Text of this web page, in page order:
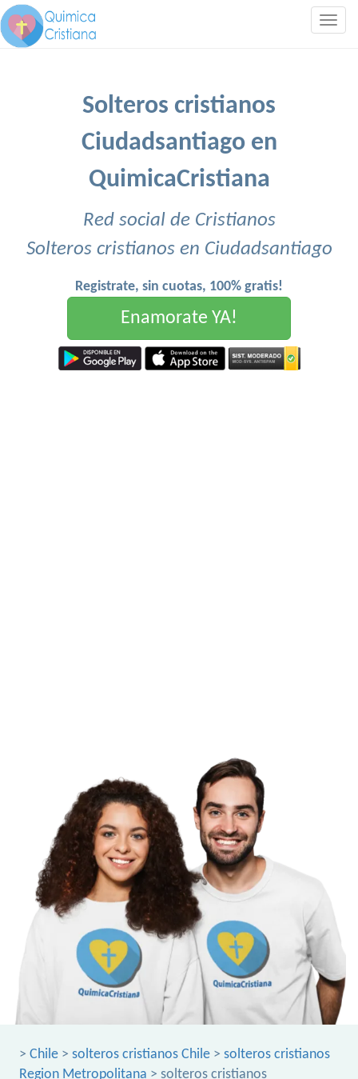
Solteros cristianos
Ciudadsantiago en
QuimicaCristiana
Red social de Cristianos
Solteros cristianos en Ciudadsantiago
Registrate, sin cuotas, 100% gratis!
Enamorate YA!
> Chile > solteros cristianos Chile > solteros cristianos
Region Metropolitana > solteros cristianos